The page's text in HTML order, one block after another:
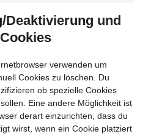
Deaktivierung und
verwenden um
Cookies zu löschen. Du
ob spezielle Cookies
Eine andere Möglichkeit ist
derart einzurichten, dass du
wirst, wenn ein Cookie platziert